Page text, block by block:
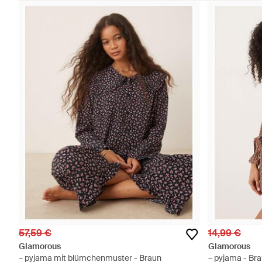
57,59 €
Glamorous
– pyjama mit blümchenmuster - Braun
14,99 €
Glamorous
– pyjama -